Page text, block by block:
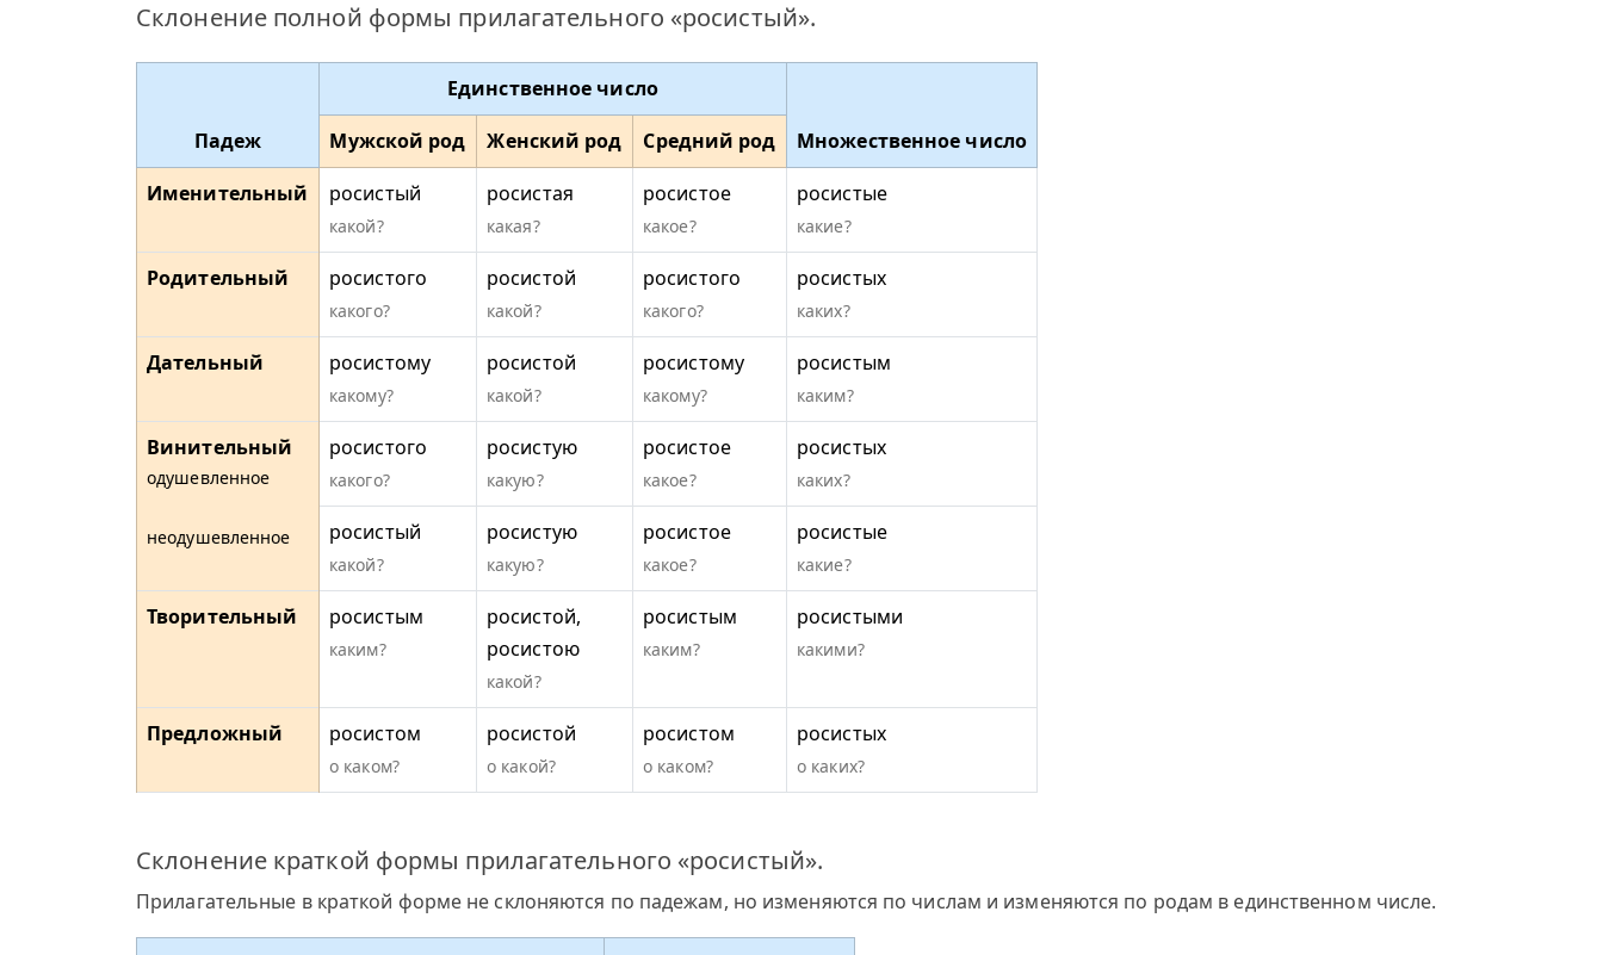
Склонение полной формы прилагательного «росистый».
Падеж
Единственное число
Множественное число
Мужской род Женский род
Средний род
Именительный
росистый
какой?
росистая
какая?
росистое
какое?
росистые
какие?
Родительный росистого
какого?
росистой
какой?
росистого
какого?
росистых
каких?
Дательный росистому
какому?
росистой
какой?
росистому
какому?
росистым
каким?
Винительный
одушевленное
неодушевленное
росистого
какого?
росистую
какую?
росистое
какое?
росистых
каких?
росистый
какой?
росистую
какую?
росистое
какое?
росистые
какие?
Творительный росистым
каким?
росистой,
росистою
какой?
росистым
каким?
росистыми
какими?
Предложный росистом
о каком?
росистой
о какой?
росистом
о каком?
росистых
о каких?
Склонение краткой формы прилагательного «росистый».
Прилагательные в краткой форме не склоняются по падежам, но изменяются по числам и изменяются по родам в единственном числе.